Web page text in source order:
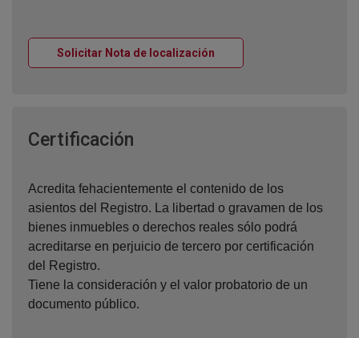
Solicitar Nota de localización
Certificación
Acredita fehacientemente el contenido de los
asientos del Registro. La libertad o gravamen de los
bienes inmuebles o derechos reales sólo podrá
acreditarse en perjuicio de tercero por certificación
del Registro.
Tiene la consideración y el valor probatorio de un
documento público.